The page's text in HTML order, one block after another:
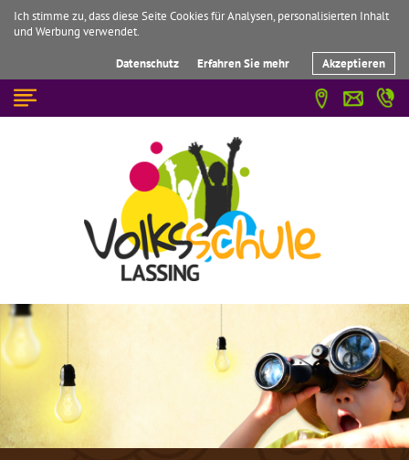
Ich stimme zu, dass diese Seite Cookies für Analysen, personalisierten Inhalt
und Werbung verwendet.
Datenschutz Erfahren Sie mehr Akzeptieren
☰